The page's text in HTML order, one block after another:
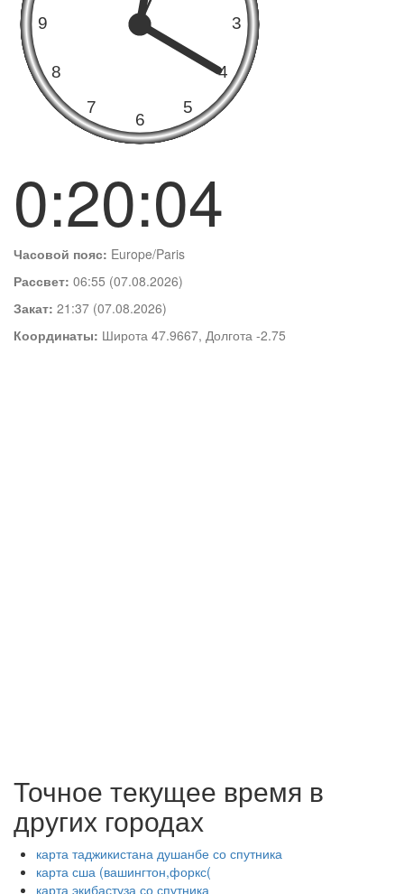
0:20:05
Часовой пояс: Europe/Paris
Рассвет: 06:55 (07.08.2026)
Закат: 21:37 (07.08.2026)
Координаты: Широта 47.9667, Долгота -2.75
Точное текущее время в
других городах
карта таджикистана душанбе со спутника
карта сша (вашингтон,форкс(
карта экибастуза со спутника